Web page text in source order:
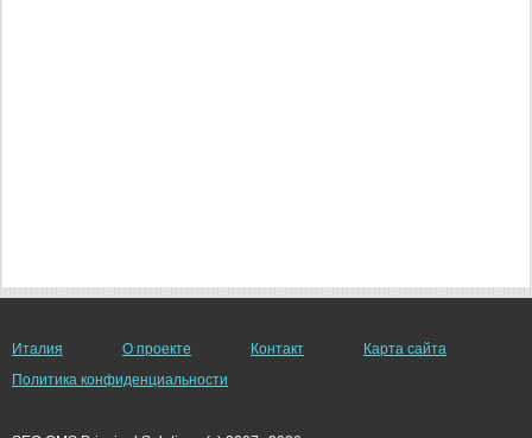
Италия О проекте Контакт
Карта сайта
Политика конфиденциальности